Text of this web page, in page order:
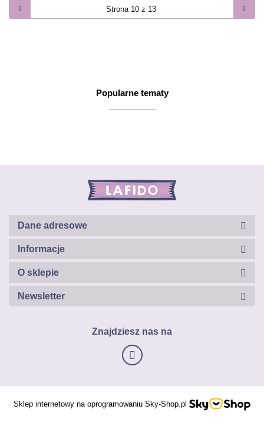
Popularne tematy
Dane adresowe
Informacje
O sklepie
Newsletter
Znajdziesz nas na
Sklep internetowy na oprogramowaniu Sky-Shop.pl